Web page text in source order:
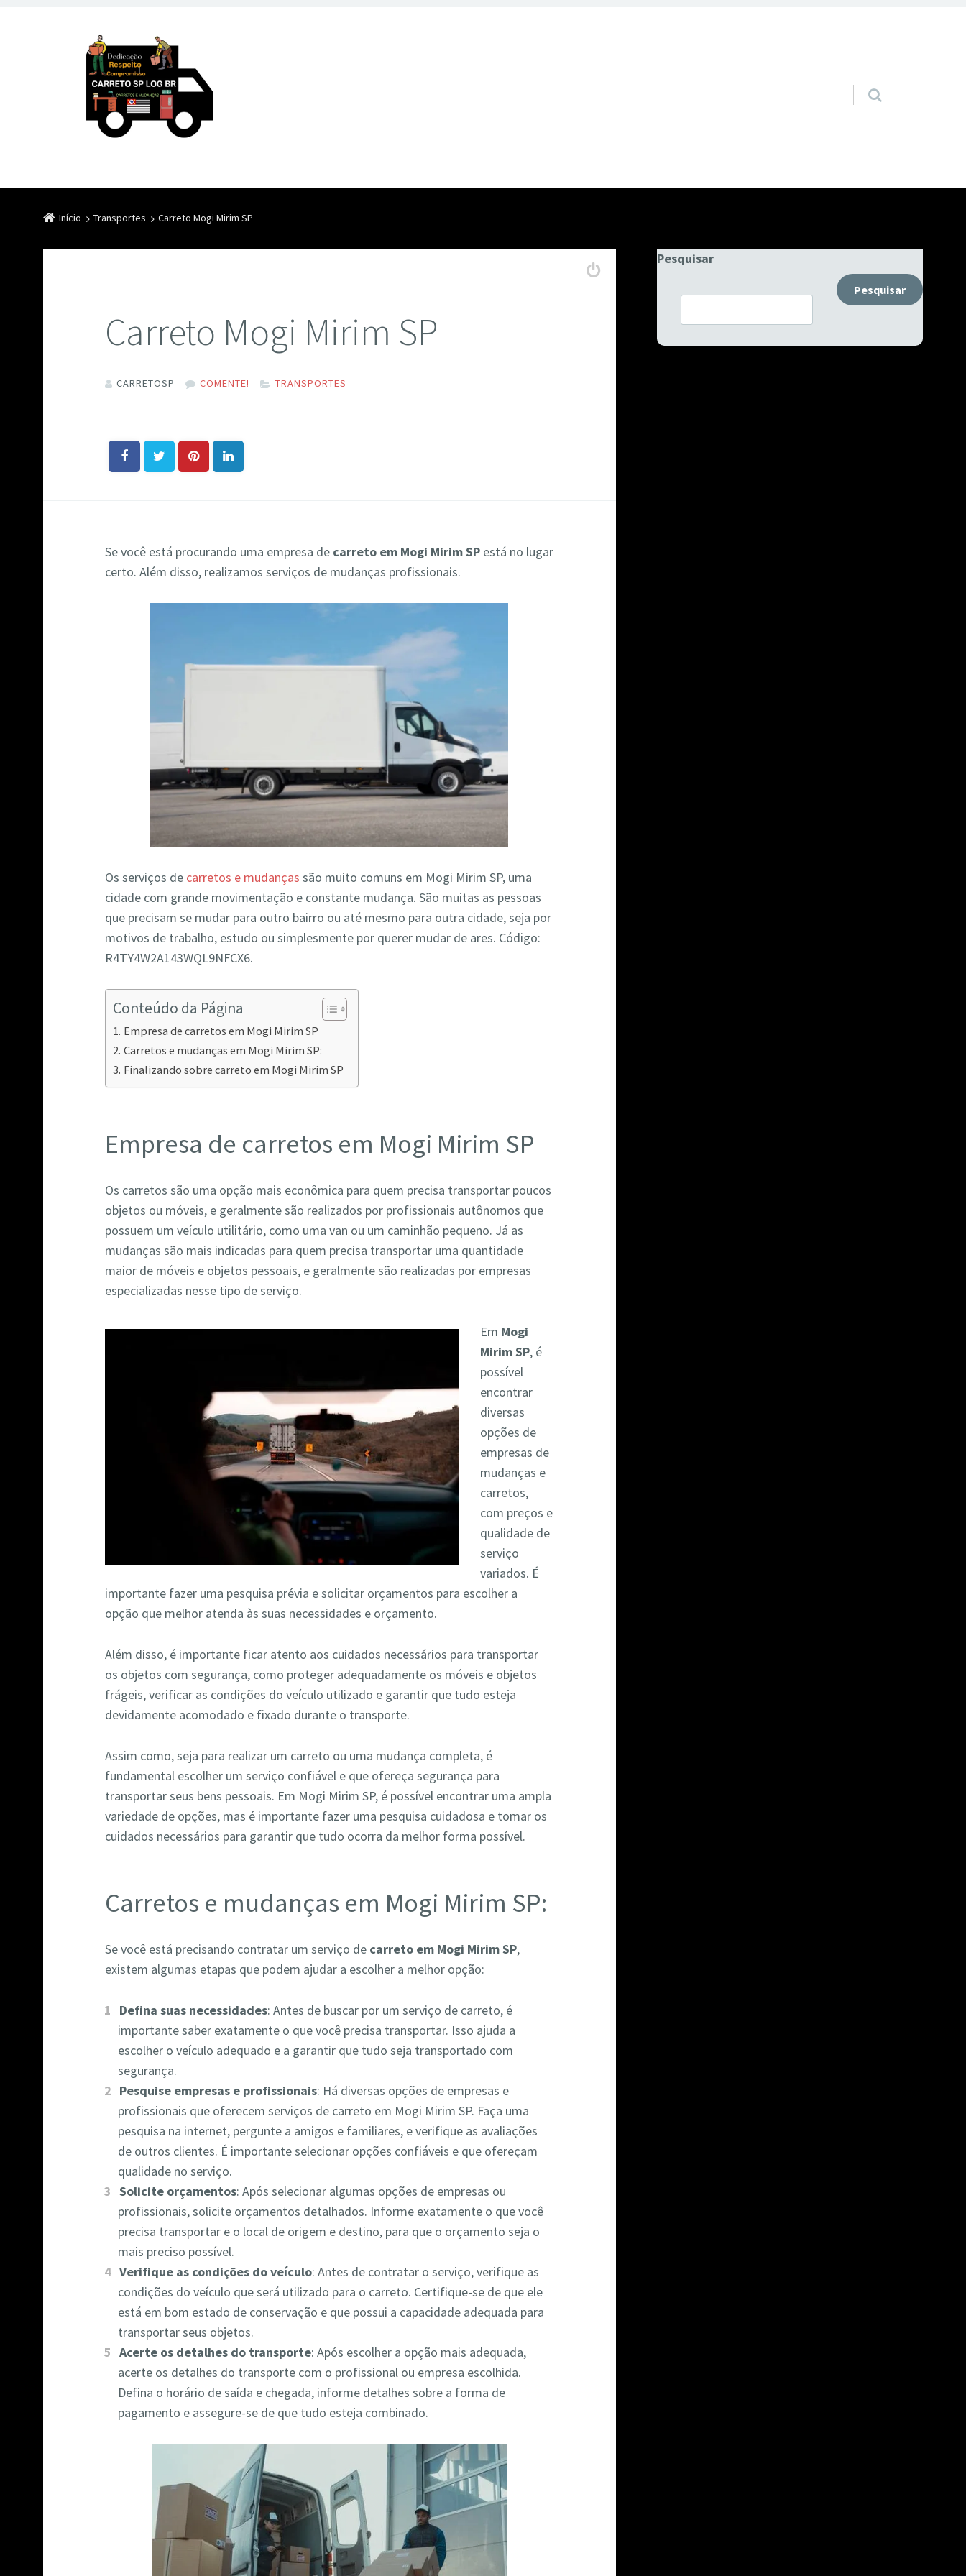
Pular para o conteúdo
Início Transportes Carreto Mogi Mirim SP
Carreto Mogi Mirim SP
CARRETOSP COMENTE! TRANSPORTES
Se você está procurando uma empresa de carreto em Mogi Mirim SP está no lugar
certo. Além disso, realizamos serviços de mudanças profissionais.
Os serviços de carretos e mudanças são muito comuns em Mogi Mirim SP, uma
cidade com grande movimentação e constante mudança. São muitas as pessoas
que precisam se mudar para outro bairro ou até mesmo para outra cidade, seja por
motivos de trabalho, estudo ou simplesmente por querer mudar de ares. Código:
R4TY4W2A143WQL9NFCX6.
Conteúdo da Página
Empresa de carretos em Mogi Mirim SP
Carretos e mudanças em Mogi Mirim SP:
Finalizando sobre carreto em Mogi Mirim SP
Empresa de carretos em Mogi Mirim SP
Os carretos são uma opção mais econômica para quem precisa transportar poucos
objetos ou móveis, e geralmente são realizados por profissionais autônomos que
possuem um veículo utilitário, como uma van ou um caminhão pequeno. Já as
mudanças são mais indicadas para quem precisa transportar uma quantidade
maior de móveis e objetos pessoais, e geralmente são realizadas por empresas
especializadas nesse tipo de serviço.
Em Mogi
Mirim SP, é
possível
encontrar
diversas
opções de
empresas de
mudanças e
carretos,
com preços e
qualidade de
serviço
variados. É
importante fazer uma pesquisa prévia e solicitar orçamentos para escolher a
opção que melhor atenda às suas necessidades e orçamento.
Além disso, é importante ficar atento aos cuidados necessários para transportar
os objetos com segurança, como proteger adequadamente os móveis e objetos
frágeis, verificar as condições do veículo utilizado e garantir que tudo esteja
devidamente acomodado e fixado durante o transporte.
Assim como, seja para realizar um carreto ou uma mudança completa, é
fundamental escolher um serviço confiável e que ofereça segurança para
transportar seus bens pessoais. Em Mogi Mirim SP, é possível encontrar uma ampla
variedade de opções, mas é importante fazer uma pesquisa cuidadosa e tomar os
cuidados necessários para garantir que tudo ocorra da melhor forma possível.
Carretos e mudanças em Mogi Mirim SP:
Se você está precisando contratar um serviço de carreto em Mogi Mirim SP,
existem algumas etapas que podem ajudar a escolher a melhor opção:
Defina suas necessidades: Antes de buscar por um serviço de carreto, é
importante saber exatamente o que você precisa transportar. Isso ajuda a
escolher o veículo adequado e a garantir que tudo seja transportado com
segurança.
Pesquise empresas e profissionais: Há diversas opções de empresas e
profissionais que oferecem serviços de carreto em Mogi Mirim SP. Faça uma
pesquisa na internet, pergunte a amigos e familiares, e verifique as avaliações
de outros clientes. É importante selecionar opções confiáveis e que ofereçam
qualidade no serviço.
Solicite orçamentos: Após selecionar algumas opções de empresas ou
profissionais, solicite orçamentos detalhados. Informe exatamente o que você
precisa transportar e o local de origem e destino, para que o orçamento seja o
mais preciso possível.
Verifique as condições do veículo: Antes de contratar o serviço, verifique as
condições do veículo que será utilizado para o carreto. Certifique-se de que ele
está em bom estado de conservação e que possui a capacidade adequada para
transportar seus objetos.
Acerte os detalhes do transporte: Após escolher a opção mais adequada,
acerte os detalhes do transporte com o profissional ou empresa escolhida.
Defina o horário de saída e chegada, informe detalhes sobre a forma de
pagamento e assegure-se de que tudo esteja combinado.
Pesquisar
Pesquisar